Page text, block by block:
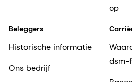
op
Beleggers
Historische informatie
Ons bedrijf
dsm-